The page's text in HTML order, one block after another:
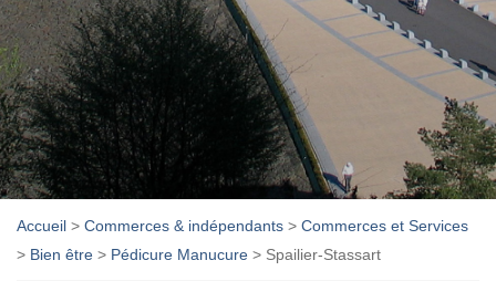
Accueil > Commerces & indépendants > Commerces et Services
> Bien être > Pédicure Manucure > Spailier-Stassart